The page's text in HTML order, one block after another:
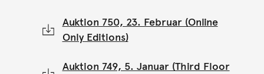
Auktion 750, 23. Februar (Online
Only Editions)
Auktion 749, 5. Januar (Third Floor